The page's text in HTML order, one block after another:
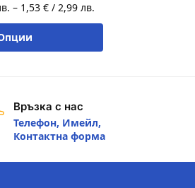
– 1,53 € / 2,99 лв.
Връзка с нас
Телефон, Имейл,
Контактна форма